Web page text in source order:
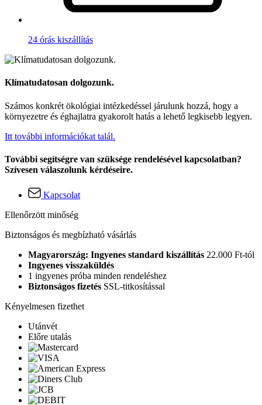
24 órás kiszállítás
Klímatudatosan dolgozunk.
Számos konkrét ökológiai intézkedéssel járulunk hozzá, hogy a
környezetre és éghajlatra gyakorolt hatás a lehető legkisebb legyen.
Itt további információkat talál.
További segítségre van szüksége rendelésével kapcsolatban?
Szívesen válaszolunk kérdéseire.
Kapcsolat
Ellenőrzött minőség
Biztonságos és megbízható vásárlás
Magyarország: Ingyenes standard kiszállítás 22.000 Ft-tól
Ingyenes visszaküldés
1 ingyenes próba minden rendeléshez
Biztonságos fizetés SSL-titkosítással
Kényelmesen fizethet
Utánvét
Előre utalás